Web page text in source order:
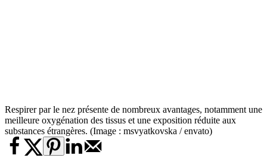
Respirer par le nez présente de nombreux avantages, notamment une
meilleure oxygénation des tissus et une exposition réduite aux
substances étrangères. (Image : msvyatkovska / envato)